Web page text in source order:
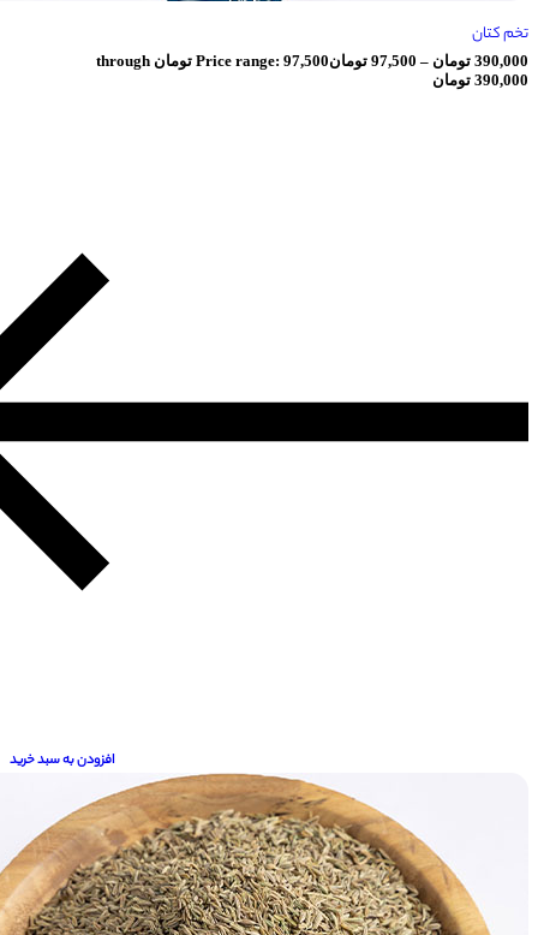
–
97,500 تومان Price range: 97,500 تومان through
افزودن به سبد خرید